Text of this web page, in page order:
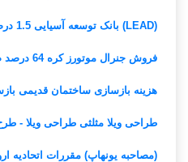
فروش جنرال موتورز کره 64 درصد صادرات
هزینه بازسازی ساختمان قدیمی
طراحی ویلا مثلثی طراحی ویلا -
(مصاحبه یونهاپ) مقررات اتحادیه